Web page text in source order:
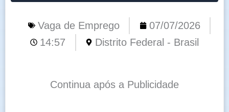
Vaga de Emprego
07/07/2026
14:57
Distrito Federal - Brasil
Continua após a Publicidade